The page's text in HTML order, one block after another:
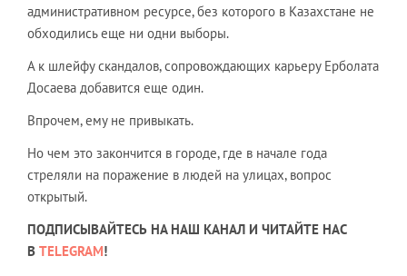
административном ресурсе, без которого в Казахстане не
обходились еще ни одни выборы.
А к шлейфу скандалов, сопровождающих карьеру Ерболата
Досаева добавится еще один.
Впрочем, ему не привыкать.
Но чем это закончится в городе, где в начале года
стреляли на поражение в людей на улицах, вопрос
открытый.
ПОДПИСЫВАЙТЕСЬ НА НАШ КАНАЛ И ЧИТАЙТЕ НАС
В TELEGRAM!